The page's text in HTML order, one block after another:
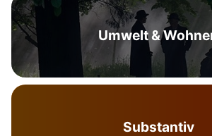
Umwelt &
Substantiv